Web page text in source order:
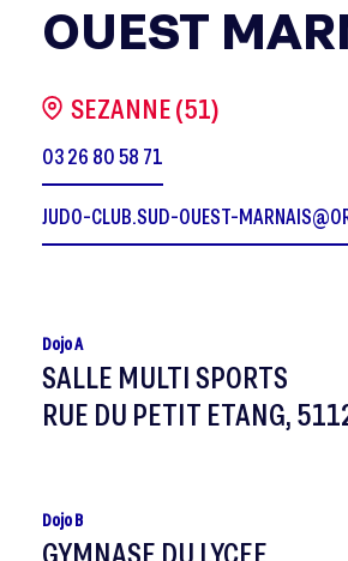
OUEST
SEZANNE (51)
03 26 80 58 71
JUDO-CLUB.SUD-OUEST-
Dojo A
SALLE MULTI SPORTS
RUE DU PETIT ETANG,
Dojo B
GYMNASE DU LYCEE